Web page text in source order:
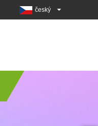
český